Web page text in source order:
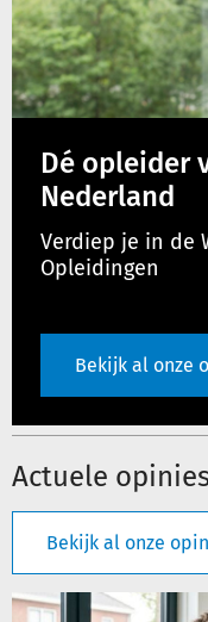
Dé opleider
Nederland
Verdiep je in de
Opleidingen
Bekijk al onze
Actuele
Bekijk al onze